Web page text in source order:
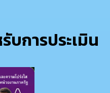
บการประเมิน